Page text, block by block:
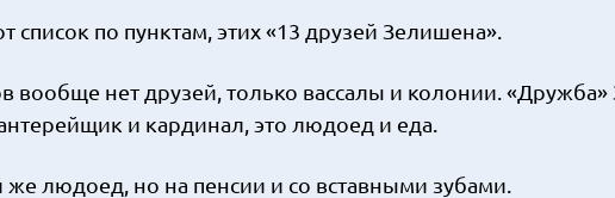
список по пунктам, этих «13 друзей Зелишена».
нет друзей, только вассалы и колонии. «Дружба»
и кардинал, это людоед и еда.
же людоед, но на пенсии и со вставными зубами.